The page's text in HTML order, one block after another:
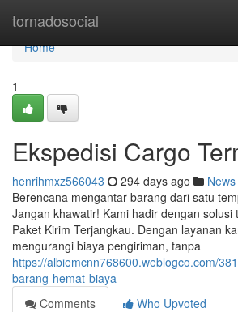
tornadosocial
Home
Home
1
Ekspedisi Cargo
henrihmxz566043 294 days ago News
Berencana mengantar barang dari satu
Jangan khawatir! Kami hadir dengan solusi
Paket Kirim Terjangkau. Dengan layanan
mengurangi biaya pengiriman, tanpa
https://albiemcnn768600.weblogco.com/
barang-hemat-biaya
Comments
Who Upvoted